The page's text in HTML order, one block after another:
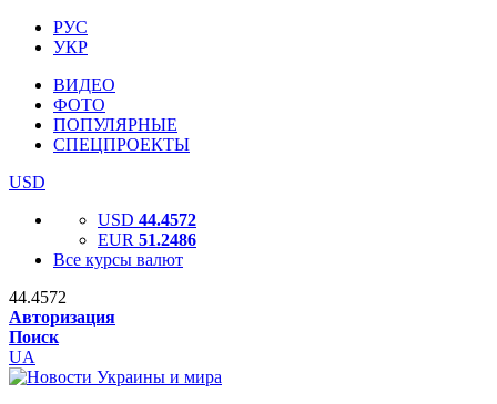
РУС
УКР
ВИДЕО
ФОТО
ПОПУЛЯРНЫЕ
СПЕЦПРОЕКТЫ
USD
USD 44.4572
EUR 51.2486
Все курсы валют
44.4572
Авторизация
Поиск
UA